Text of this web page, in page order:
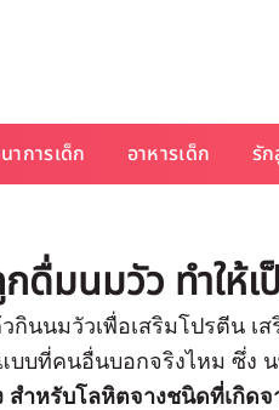
การเด็ก อาหารเด็ก รั
ดื่มนมวัว ทำให้เ
กินนมวัวเพื่อเสริมโปรตีน เ
บบที่คนอื่นบอกจริงไหม ซึ่ง
สำหรับโลหิตจางชนิดที่เกิด